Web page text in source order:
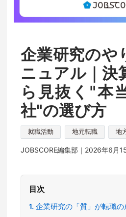
企業研究のや
ニュアル｜決
ら見抜く"本
社"の選び方
就職活動 地元転職 地
JOBSCORE編集部｜ 2026年6月
目次
企業研究の「質」が転職の